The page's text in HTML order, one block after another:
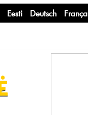
Eesti Deutsch